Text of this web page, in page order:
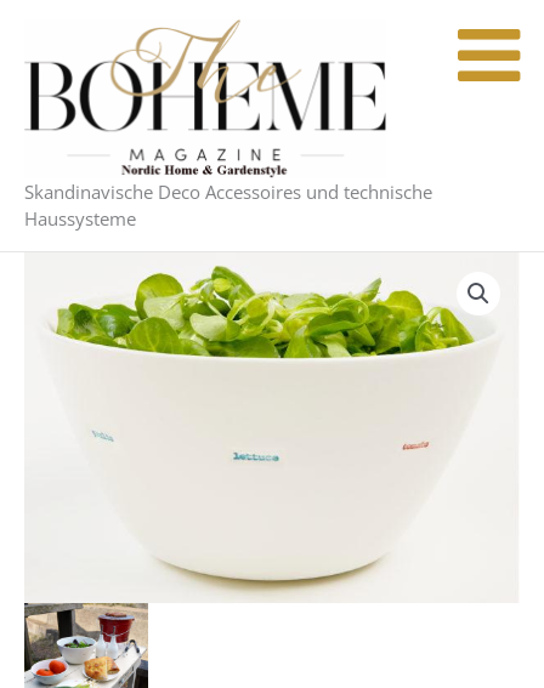
springen
Skandinavische Deco Accessoires und technische
Haussysteme